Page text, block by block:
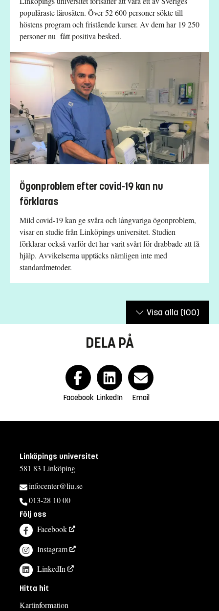
populäraste lärosäten. Över 52 600 personer sökte till
höstens program och fristående kurser. Av dem har 19 250
personer nu fått positiva besked.
Ögonproblem efter covid-19 kan nu
förklaras
Mild covid-19 kan ge svåra och långvariga ögonproblem,
visar en studie från Linköpings universitet. Studien
förklarar också varför det har varit svårt för drabbade att få
hjälp. Avvikelserna upptäcks nämligen inte med
standardmetoder.
Visa alla (100)
DELA PÅ
Facebook LinkedIn Email
Linköpings universitet
581 83 Linköping
infocenter@liu.se
013-28 10 00
Följ oss
Facebook
Instagram
LinkedIn
Hitta hit
Kartinformation